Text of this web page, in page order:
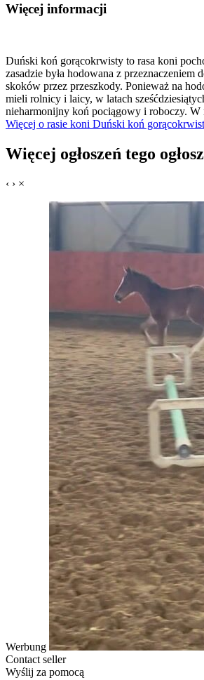
Więcej informacji
Duński koń gorącokrwisty to rasa koni
zasadzie była hodowana z przeznaczeniem
skoków przez przeszkody. Ponieważ na
mieli rolnicy i laicy, w latach
nieharmonijny koń pociągowy i roboczy. W
Więcej o rasie koni Duński koń
Więcej ogłoszeń tego
‹ › ×
Werbung
Contact seller
Wyślij za pomocą